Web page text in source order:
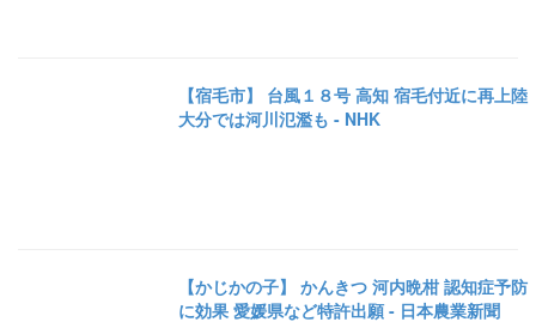
【宿毛市】 台風１８号 高知 宿毛付近に再上陸
大分では河川氾濫も - NHK
【かじかの子】 かんきつ 河内晩柑 認知症予防
に効果 愛媛県など特許出願 - 日本農業新聞